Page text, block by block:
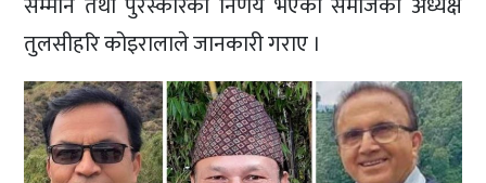
तुलसीहरि कोइरालाले जानकारी गराए ।